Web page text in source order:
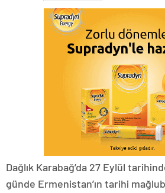
Dağlık Karabağ’da 27 Eylül
günde Ermenistan’ın tarihi